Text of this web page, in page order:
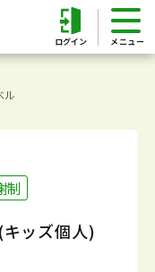
ログイン
ル
制
キッズ個人)